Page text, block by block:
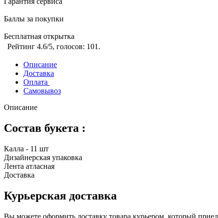
Баллы за покупки
Бесплатная открытка
Рейтинг 4.6/5, голосов: 101 .
Описание
Доставка
Оплата
Самовывоз
Описание
Состав букета :
Калла - 11 шт
Дизайнерская упаковка
Лента атласная
Доставка
Курьерская доставка
Вы можете оформить доставку товара курьером, который